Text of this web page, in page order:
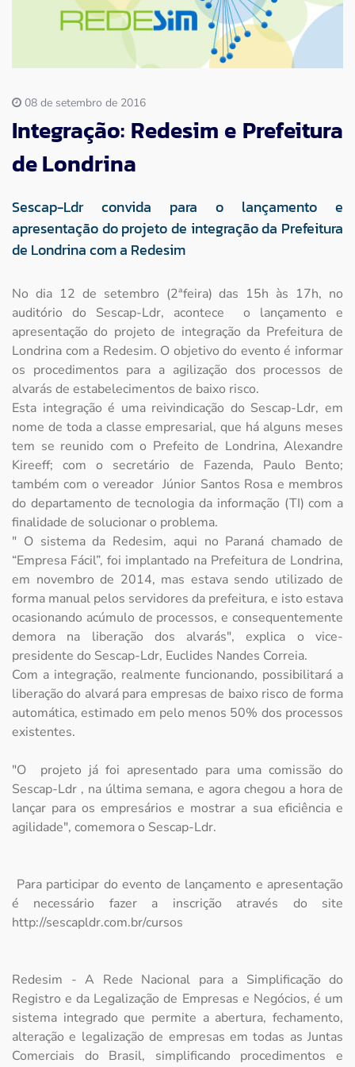
Contato
08 de setembro de 2016
Integração: Redesim e Prefeitura
de Londrina
Sescap-Ldr convida para o lançamento e
apresentação do projeto de integração da Prefeitura
de Londrina com a Redesim
No dia 12 de setembro (2ªfeira) das 15h às 17h, no
auditório do Sescap-Ldr, acontece o lançamento e
apresentação do projeto de integração da Prefeitura de
Londrina com a Redesim. O objetivo do evento é informar
os procedimentos para a agilização dos processos de
alvarás de estabelecimentos de baixo risco.
Esta integração é uma reivindicação do Sescap-Ldr, em
nome de toda a classe empresarial, que há alguns meses
tem se reunido com o Prefeito de Londrina, Alexandre
Kireeff; com o secretário de Fazenda, Paulo Bento;
também com o vereador Júnior Santos Rosa e membros
do departamento de tecnologia da informação (TI) com a
finalidade de solucionar o problema.
" O sistema da Redesim, aqui no Paraná chamado de
“Empresa Fácil”, foi implantado na Prefeitura de Londrina,
em novembro de 2014, mas estava sendo utilizado de
forma manual pelos servidores da prefeitura, e isto estava
ocasionando acúmulo de processos, e consequentemente
demora na liberação dos alvarás", explica o vice-
presidente do Sescap-Ldr, Euclides Nandes Correia.
Com a integração, realmente funcionando, possibilitará a
liberação do alvará para empresas de baixo risco de forma
automática, estimado em pelo menos 50% dos processos
existentes.
"O projeto já foi apresentado para uma comissão do
Sescap-Ldr , na última semana, e agora chegou a hora de
lançar para os empresários e mostrar a sua eficiência e
agilidade", comemora o Sescap-Ldr.
Para participar do evento de lançamento e apresentação
é necessário fazer a inscrição através do site
http://sescapldr.com.br/cursos
Redesim - A Rede Nacional para a Simplificação do
Registro e da Legalização de Empresas e Negócios, é um
sistema integrado que permite a abertura, fechamento,
alteração e legalização de empresas em todas as Juntas
Comerciais do Brasil, simplificando procedimentos e